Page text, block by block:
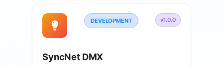
DEVELOPMENT v1.0.0
SyncNet DMX